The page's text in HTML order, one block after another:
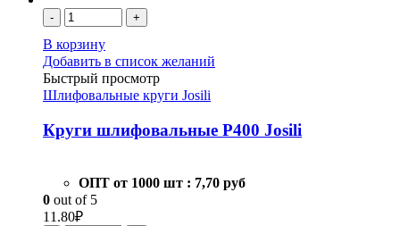
- +
В корзину
Добавить в список желаний
Быстрый просмотр
Шлифовальные круги Josili
Круги шлифовальные Р400 Josili
ОПТ от 1000 шт : 7,70 руб
0 out of 5
11.80₽